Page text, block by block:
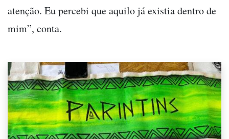
atenção. Eu percebi que aquilo já existia dentro de
mim”, conta.